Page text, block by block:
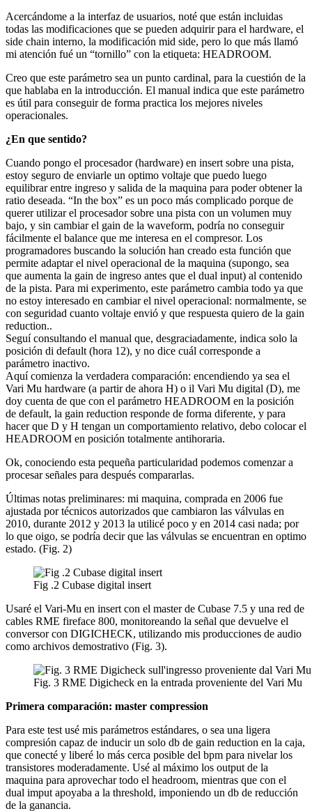
Acercándome a la interfaz de usuarios, noté que están incluidas
todas las modificaciones que se pueden adquirir para el hardware, el
side chain interno, la modificación mid side, pero lo que más llamó
mi atención fué un “tornillo” con la etiqueta: HEADROOM.
Creo que este parámetro sea un punto cardinal, para la cuestión de la
que hablaba en la introducción. El manual indica que este parámetro
es útil para conseguir de forma practica los mejores niveles
operacionales.
¿En que sentido?
Cuando pongo el procesador (hardware) en insert sobre una pista,
estoy seguro de enviarle un optimo voltaje que puedo luego
equilibrar entre ingreso y salida de la maquina para poder obtener la
ratio deseada. “In the box” es un poco más complicado porque de
querer utilizar el procesador sobre una pista con un volumen muy
bajo, y sin cambiar el gain de la waveform, podría no conseguir
fácilmente el balance que me interesa en el compresor. Los
programadores buscando la solución han creado esta función que
permite adaptar el nivel operacional de la maquina (supongo, sea
que aumenta la gain de ingreso antes que el dual input) al contenido
de la pista. Para mi experimento, este parámetro cambia todo ya que
no estoy interesado en cambiar el nivel operacional: normalmente, se
con seguridad cuanto voltaje envió y que respuesta quiero de la gain
reduction..
Seguí consultando el manual que, desgraciadamente, indica solo la
posición di default (hora 12), y no dice cuál corresponde a
parámetro inactivo.
Aquí comienza la verdadera comparación: encendiendo ya sea el
Vari Mu hardware (a partir de ahora H) o il Vari Mu digital (D), me
doy cuenta de que con el parámetro HEADROOM en la posición
de default, la gain reduction responde de forma diferente, y para
hacer que D y H tengan un comportamiento relativo, debo colocar el
HEADROOM en posición totalmente antihoraria.
Ok, conociendo esta pequeña particularidad podemos comenzar a
procesar señales para después compararlas.
Últimas notas preliminares: mi maquina, comprada en 2006 fue
ajustada por técnicos autorizados que cambiaron las válvulas en
2010, durante 2012 y 2013 la utilicé poco y en 2014 casi nada; por
lo que oigo, se podría decir que las válvulas se encuentran en optimo
estado. (Fig. 2)
Fig .2 Cubase digital insert
Usaré el Vari-Mu en insert con el master de Cubase 7.5 y una red de
cables RME fireface 800, monitoreando la señal que devuelve el
conversor con DIGICHECK, utilizando mis producciones de audio
como archivos demostrativo (Fig. 3).
Fig. 3 RME Digicheck en la entrada proveniente del Vari Mu
Primera comparación: master compression
Para este test usé mis parámetros estándares, o sea una ligera
compresión capaz de inducir un solo db de gain reduction en la caja,
que conecté y liberé lo más cerca posible del bpm para nivelar los
transistores moderadamente. Usé al máximo los output de la
maquina para aprovechar todo el headroom, mientras que con el
dual imput apoyaba a la threshold, imponiendo un db de reducción
de la ganancia.